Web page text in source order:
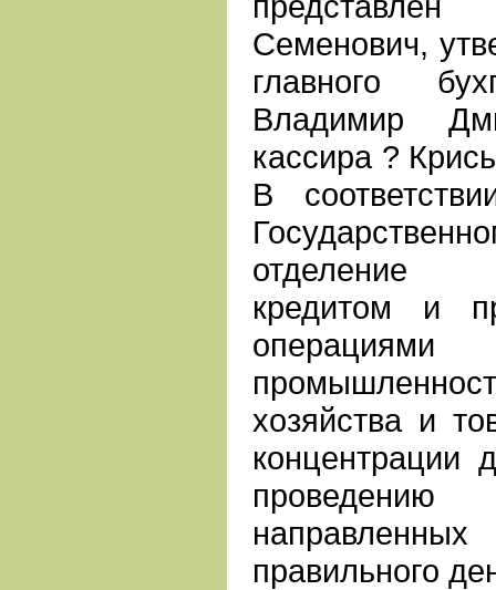
Семенович,
главного
Владимир
кассира ?
В
отделение
кредитом и
хозяйства и
концентрации
правильного